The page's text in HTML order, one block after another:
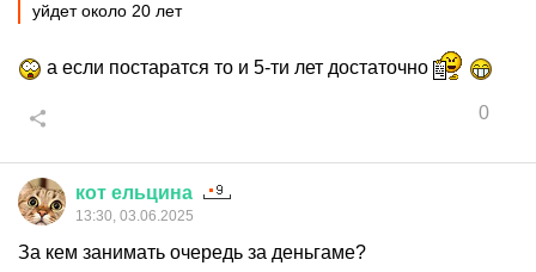
уйдет около 20 лет
а если постаратся то и 5-ти лет достаточно
0
кот ельцина
13:30, 03.06.2025
За кем занимать очередь за деньгаме?